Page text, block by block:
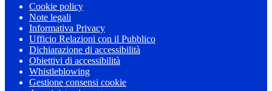
Cookie policy
Note legali
Informativa Privacy
Ufficio Relazioni con il Pubblico
Dichiarazione di accessibilità
Obiettivi di accessibilità
Whistleblowing
Gestione consensi cookie